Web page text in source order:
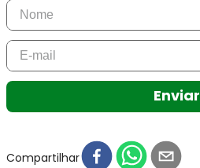
Enviar
Compartilhar